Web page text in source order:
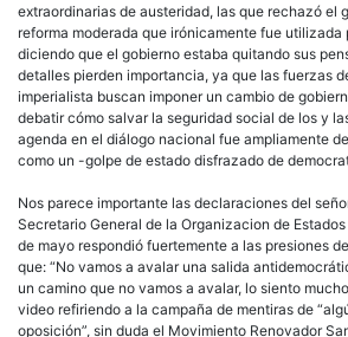
extraordinarias de austeridad, las que rechazó el
reforma moderada que irónicamente fue utilizada
diciendo que el gobierno estaba quitando sus
detalles pierden importancia, ya que las fuerzas
imperialista buscan imponer un cambio de
debatir cómo salvar la seguridad social de los y
agenda en el diálogo nacional fue ampliamente
como un -golpe de estado disfrazado de
Nos parece importante las declaraciones del
Secretario General de la Organizacion de Estados
de mayo respondió fuertemente a las presiones
que: “No vamos a avalar una salida
un camino que no vamos a avalar, lo siento
video refiriendo a la campaña de mentiras de
oposición”, sin duda el Movimiento Renovador